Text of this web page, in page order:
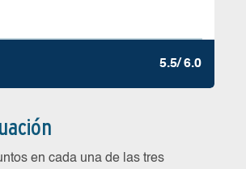
5.5/ 6.0
en cada una de las tres